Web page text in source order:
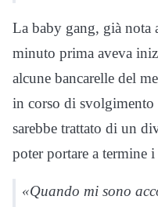
La baby gang, già nota
minuto prima aveva
alcune bancarelle del
in corso di
sarebbe trattato di un
poter portare a termine
«Quando mi sono